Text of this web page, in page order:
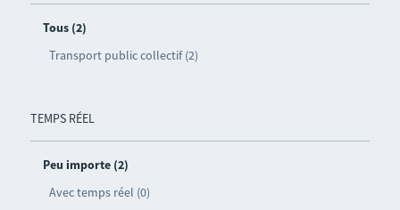
Tous (2)
Transport public collectif (2)
TEMPS RÉEL
Peu importe (2)
Avec temps réel (0)